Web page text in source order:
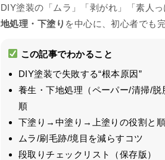
DIY塗装の「ムラ」「剥がれ」「素人
地処理・下塗り を中心に、初心者でも
この記事でわかること
DIY塗装で失敗する“根本原因”
養生・下地処理（ペーパー/清掃/脱
順
下塗り→中塗り→上塗りの役割と
ムラ/刷毛跡/境目を減らすコツ
段取りチェックリスト（保存版）